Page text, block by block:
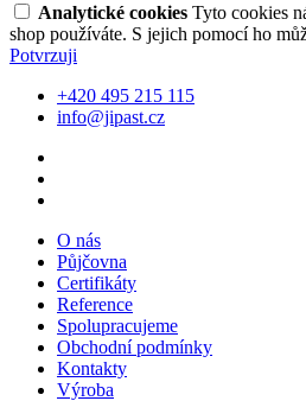
Analytické cookies Tyto cookies
shop používáte. S jejich pomocí ho
Potvrzuji
+420 495 215 115
info@jipast.cz
O nás
Půjčovna
Certifikáty
Reference
Spolupracujeme
Obchodní podmínky
Kontakty
Výroba